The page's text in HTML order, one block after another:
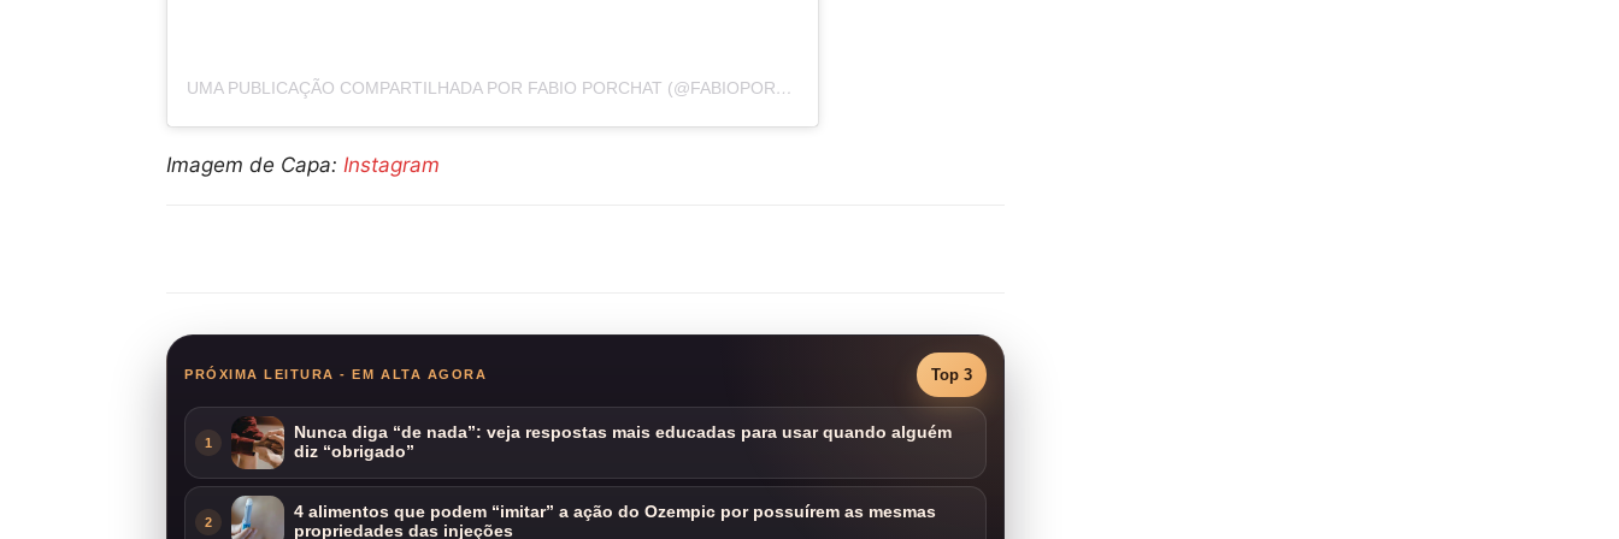
UMA PUBLICAÇÃO COMPARTILHADA POR FABIO PORCHAT (@FABIOPORCHAT)
Imagem de Capa: Instagram
PRÓXIMA LEITURA - EM ALTA AGORA Top 3
1
Nunca diga “de nada”: veja respostas mais educadas para usar quando alguém
diz “obrigado”
2
4 alimentos que podem “imitar” a ação do Ozempic por possuírem as mesmas
propriedades das injeções